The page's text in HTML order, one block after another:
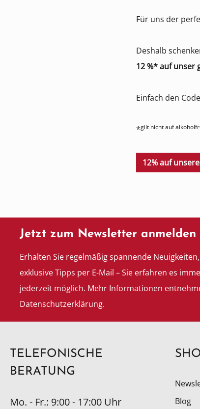
Für uns der
Deshalb
12 %* auf unser
Einfach den
*gilt nicht auf
12% auf
Jetzt zum Newsletter anmelden
Erhalten Sie regelmäßig spannende
exklusive Tipps per E-Mail – Sie erfahren es
jederzeit möglich. Mehr Informationen
Datenschutzerklärung.
TELEFONISCHE
BERATUNG
Mo. - Fr.: 9:00 - 17:00 Uhr
Blog